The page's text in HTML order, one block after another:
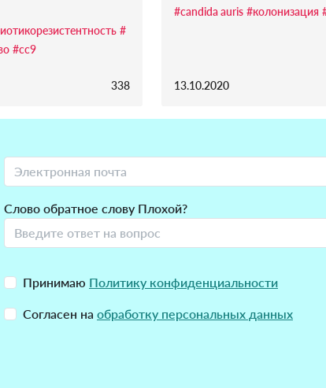
#
#cc9
338
#candida auris #колонизация
13.10.2020
Слово обратное слову Плохой?
Принимаю Политику конфиденциальности
Согласен на обработку персональных данных